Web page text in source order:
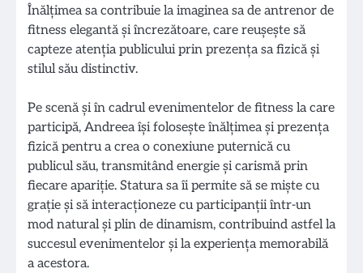
Înălțimea sa contribuie la imaginea sa de antrenor de
fitness elegantă și încrezătoare, care reușește să
capteze atenția publicului prin prezența sa fizică și
stilul său distinctiv.
Pe scenă și în cadrul evenimentelor de fitness la care
participă, Andreea își folosește înălțimea și prezența
fizică pentru a crea o conexiune puternică cu
publicul său, transmitând energie și carismă prin
fiecare apariție. Statura sa îi permite să se miște cu
grație și să interacționeze cu participanții într-un
mod natural și plin de dinamism, contribuind astfel la
succesul evenimentelor și la experiența memorabilă
a acestora.